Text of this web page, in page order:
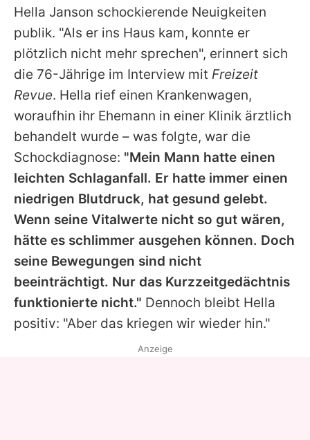
Nutzungsbedingungen
Utiq verwalten
Hella Janson schockierende Neuigkeiten
publik. "Als er ins Haus kam, konnte er
plötzlich nicht mehr sprechen", erinnert sich
die 76-Jährige im Interview mit Freizeit
Revue. Hella rief einen Krankenwagen,
woraufhin ihr Ehemann in einer Klinik ärztlich
behandelt wurde – was folgte, war die
Schockdiagnose: "Mein Mann hatte einen
leichten Schlaganfall. Er hatte immer einen
niedrigen Blutdruck, hat gesund gelebt.
Wenn seine Vitalwerte nicht so gut wären,
hätte es schlimmer ausgehen können. Doch
seine Bewegungen sind nicht
beeinträchtigt. Nur das Kurzzeitgedächtnis
funktionierte nicht." Dennoch bleibt Hella
positiv: "Aber das kriegen wir wieder hin."
Anzeige